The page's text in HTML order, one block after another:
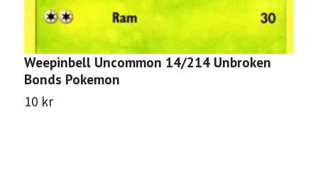
Weepinbell Uncommon 14/214 Unbroken
Bonds Pokemon
10 kr